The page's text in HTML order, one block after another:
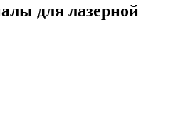
для лазерной